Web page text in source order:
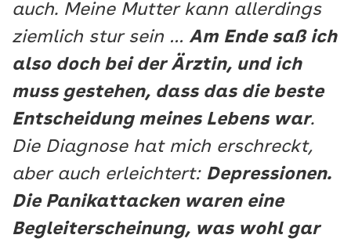
auch. Meine Mutter kann allerdings
ziemlich stur sein … Am Ende saß ich
also doch bei der Ärztin, und ich
muss gestehen, dass das die beste
Entscheidung meines Lebens war.
Die Diagnose hat mich erschreckt,
aber auch erleichtert: Depressionen.
Die Panikattacken waren eine
Begleiterscheinung, was wohl gar